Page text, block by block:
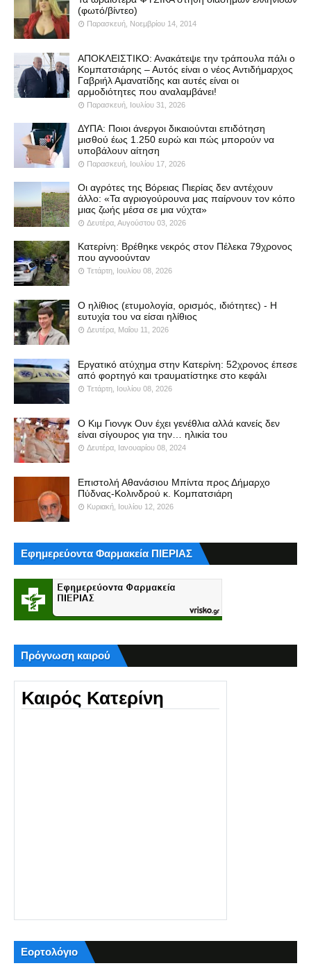
(φωτό/βίντεο)
Παρασκευή, Νοεμβρίου 14, 2014
ΑΠΟΚΛΕΙΣΤΙΚΟ: Ανακάτεψε την τράπουλα πάλι ο
Κομπατσιάρης – Αυτός είναι ο νέος Αντιδήμαρχος
Γαβριήλ Αμανατίδης και αυτές είναι οι
αρμοδιότητες που αναλαμβάνει!
Παρασκευή, Ιουλίου 31, 2026
ΔΥΠΑ: Ποιοι άνεργοι δικαιούνται επιδότηση
μισθού έως 1.250 ευρώ και πώς μπορούν να
υποβάλουν αίτηση
Παρασκευή, Ιουλίου 17, 2026
Οι αγρότες της Βόρειας Πιερίας δεν αντέχουν
άλλο: «Τα αγριογούρουνα μας παίρνουν τον κόπο
μιας ζωής μέσα σε μια νύχτα»
Δευτέρα, Αυγούστου 03, 2026
Κατερίνη: Βρέθηκε νεκρός στον Πέλεκα 79χρονος
που αγνοούνταν
Τετάρτη, Ιουλίου 08, 2026
Ο ηλίθιος (ετυμολογία, ορισμός, ιδιότητες) - Η
ευτυχία του να είσαι ηλίθιος
Δευτέρα, Μαΐου 11, 2026
Εργατικό ατύχημα στην Κατερίνη: 52χρονος έπεσε
από φορτηγό και τραυματίστηκε στο κεφάλι
Τετάρτη, Ιουλίου 08, 2026
Ο Κιμ Γιονγκ Ουν έχει γενέθλια αλλά κανείς δεν
είναι σίγουρος για την… ηλικία του
Δευτέρα, Ιανουαρίου 08, 2024
Επιστολή Αθανάσιου Μπίντα προς Δήμαρχο
Πύδνας-Κολινδρού κ. Κομπατσιάρη
Κυριακή, Ιουλίου 12, 2026
Εφημερεύοντα Φαρμακεία ΠΙΕΡΙΑΣ
Πρόγνωση καιρού
Καιρός Κατερίνη
Εορτολόγιο